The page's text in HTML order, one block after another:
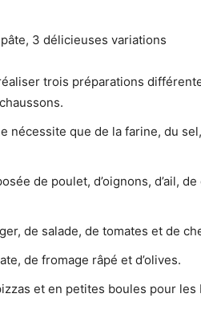
3 délicieuses variations
trois préparations
nécessite que de la farine, du
de poulet, d’oignons, d’ail,
de salade, de tomates et de
de fromage râpé et d’olives.
et en petites boules pour les